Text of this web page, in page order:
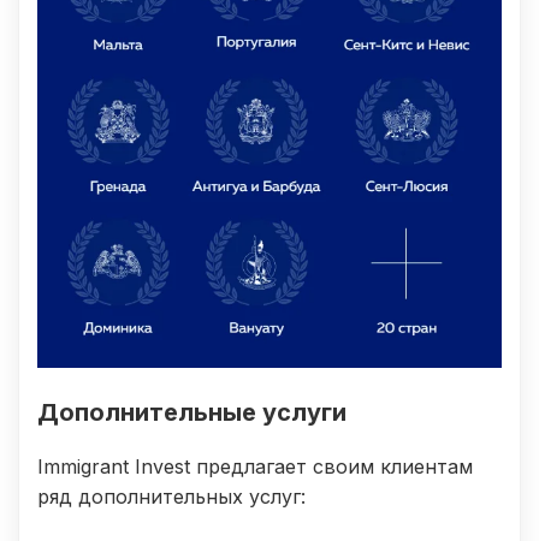
Дополнительные услуги
Immigrant Invest предлагает своим клиентам
ряд дополнительных услуг: